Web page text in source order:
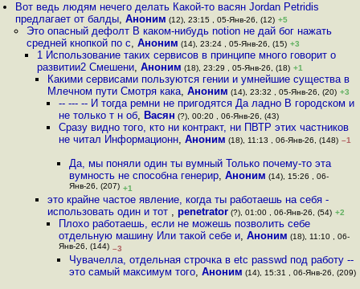
Вот ведь людям нечего делать Какой-то васян Jordan Petridis
предлагает от балды,Аноним (12), 23:15 , 05-Янв-26, (12) +5
Это опасный дефолт В каком-нибудь notion не дай бог нажать
средней кнопкой по с, Аноним (14), 23:24 , 05-Янв-26, (15) +3
1 Использование таких сервисов в принципе много говорит о
развитии2 Смешени, Аноним (18), 23:29 , 05-Янв-26, (18) +1
Какими сервисами пользуются гении и умнейшие существа в
Млечном пути Смотря кака,Аноним (14), 23:32 , 05-Янв-26, (20) +3
-- --- -- И тогда ремни не пригодятся Да ладно В городском и
не только т н об, Васян (?), 00:20 , 06-Янв-26, (43)
Сразу видно того, кто ни контракт, ни ПВТР этих частников
не читал Информационн, Аноним (18), 11:13 , 06-Янв-26, (148) –1
Да, мы поняли один ты вумный Только почему-то эта
вумность не способна генерир, Аноним (14), 15:26 , 06-
Янв-26, (207) +1
это крайне частое явление, когда ты работаешь на себя -
использовать один и тот ,penetrator (?), 01:00 , 06-Янв-26, (54) +2
Плохо работаешь, если не можешь позволить себе
отдельную машину Или такой себе и, Аноним (18), 11:10 , 06-
Янв-26, (144) –3
Чувачелла, отдельная строчка в etc passwd под работу --
это самый максимум того, Аноним (14), 15:31 , 06-Янв-26, (209)